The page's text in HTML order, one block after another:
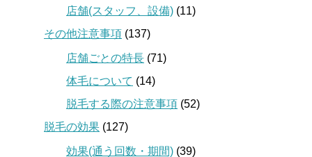
店舗(スタッフ、設備) (11)
その他注意事項 (137)
店舗ごとの特長 (71)
体毛について (14)
脱毛する際の注意事項 (52)
脱毛の効果 (127)
効果(通う回数・期間) (39)